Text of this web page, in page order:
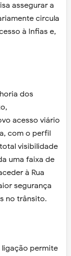
assegurar a
circula
à Infias e,
dos
acesso viário
com o perfil
visibilidade
uma faixa de
à Rua
segurança
no trânsito.
permite